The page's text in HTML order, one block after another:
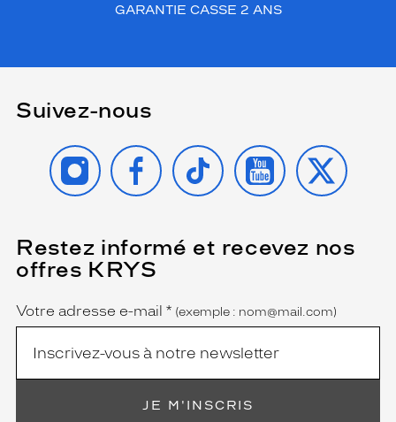
GARANTIE CASSE 2 ANS
Suivez-nous
INSTAGRAMFACEBOOK
TIKTOK YOUTUBE
X
Restez informé et recevez nos
offres KRYS
Name
Votre adresse e-mail *
(Ce
champ
est
obligatoire)
(exemple : nom@mail.com)
JE M'INSCRIS